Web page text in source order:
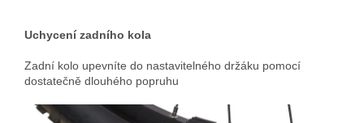
Uchycení zadního kola
Zadní kolo upevníte do nastavitelného držáku pomocí
dostatečně dlouhého popruhu